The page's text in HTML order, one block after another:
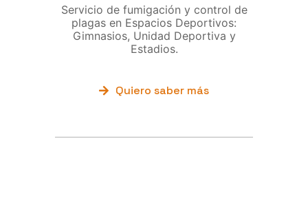
Servicio de fumigación y control de
plagas en Espacios Deportivos:
Gimnasios, Unidad Deportiva y
Estadios.
Quiero saber más